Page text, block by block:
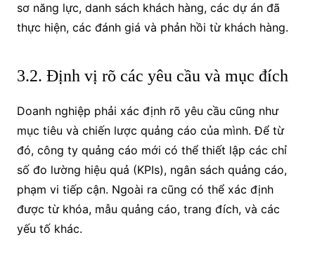
sơ năng lực, danh sách khách hàng, các dự án đã
thực hiện, các đánh giá và phản hồi từ khách hàng.
3.2. Định vị rõ các yêu cầu và mục đích
Doanh nghiệp phải xác định rõ yêu cầu cũng như
mục tiêu và chiến lược quảng cáo của mình. Để từ
đó, công ty quảng cáo mới có thể thiết lập các chỉ
số đo lường hiệu quả (KPIs), ngân sách quảng cáo,
phạm vi tiếp cận. Ngoài ra cũng có thể xác định
được từ khóa, mẫu quảng cáo, trang đích, và các
yếu tố khác.